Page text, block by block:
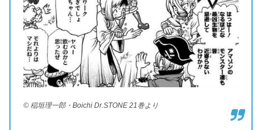
© 稲垣理一郎・Boichi Dr.STONE 21巻より